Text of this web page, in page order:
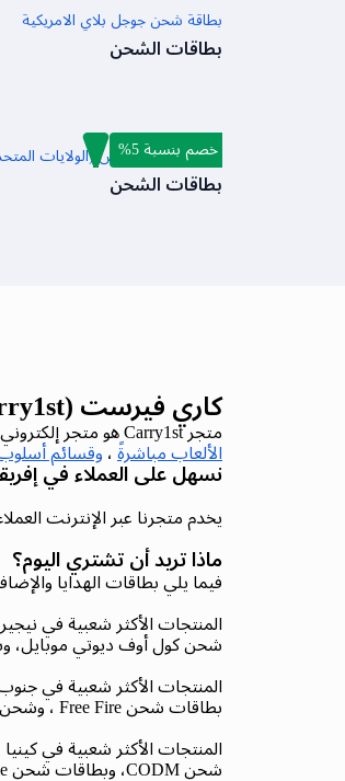
بطاقة شحن جوجل بلاي الامريكية
بطاقات الشحن
بطاقة شحن أديداس (الولايات
بطاقات الشحن
خصم بنسبة 5%
كاري فيرست (Carry1st).. المتجر الإلكتروني الرائد في إفريقيا
متجر Carry1st هو متجر إلكتروني أفريقي رائد يوفر سهولة الوصول إلى الاحتياجات اليومية الأساسية مثل
الألعاب مباشرةً ، وقسائم أسلوب
نسهل على العملاء في
يخدم متجرنا عبر الإنترنت
ماذا تريد أن تشتري اليوم؟
فيما يلي بطاقات الهدايا
المنتجات الأكثر شعبية في
شحن كول أوف ديوتي موبايل،
المنتجات الأكثر شعبية في جنوب
بطاقات شحن Free Fire ، وشحن CODM، وقسائم Pick 'n Pay، وبطاقات شحن Apple ، ورصيد بيانات Telkom Mobile والكهرباء المدفوعة مسبقًا.
المنتجات الأكثر شعبية في كينيا
شحن CODM، وبطاقات شحن Apple ، وبطاقات شحن PlayStation ، وبطاقات شحن Steam Global، وقسائم بيانات الهاتف المحمول وSafaricom، وبطاقات شحن Free Fire .